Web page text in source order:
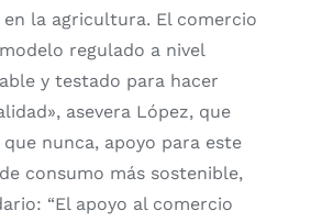
la agricultura. El comercio
regulado a nivel
y testado para hacer
asevera López, que
nunca, apoyo para este
consumo más sostenible,
“El apoyo al comercio